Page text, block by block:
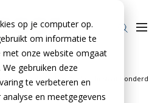
op je computer op.
om informatie te
onze website omgaat
gebruiken deze
te verbeteren en
en meetgegevens
én originele Stelcon®-plaat bestaat honderd
feestje